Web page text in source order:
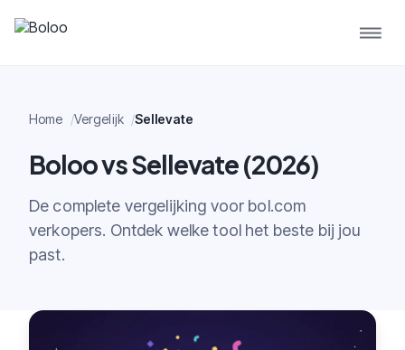
Home Vergelijk Sellevate
Boloo vs Sellevate (2026)
De complete vergelijking voor bol.com
verkopers. Ontdek welke tool het beste bij jou
past.